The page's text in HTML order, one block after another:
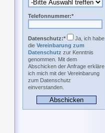
Telefonnummer:*
Datenschutz:*
Ja, ich habe
die Vereinbarung zum
Datenschutz zur Kenntnis
genommen. Mit dem
Abschicken der Anfrage erkläre
ich mich mit der Vereinbarung
zum Datenschutz
einverstanden.